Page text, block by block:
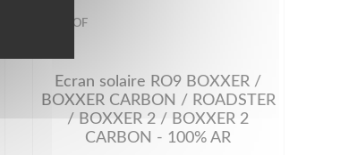
ROOF
Ecran solaire RO9 BOXXER /
BOXXER CARBON / ROADSTER
/ BOXXER 2 / BOXXER 2
CARBON - 100% AR